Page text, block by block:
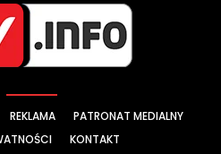
REKLAMA
PATRONAT MEDIALNY
KONTAKT